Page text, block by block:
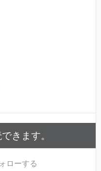
きます。
ローする